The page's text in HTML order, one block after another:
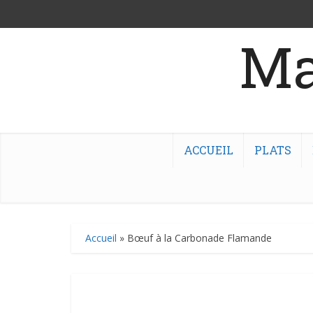
ACCUEIL PLATS
Accueil » Bœuf à la Carbonade Flamande